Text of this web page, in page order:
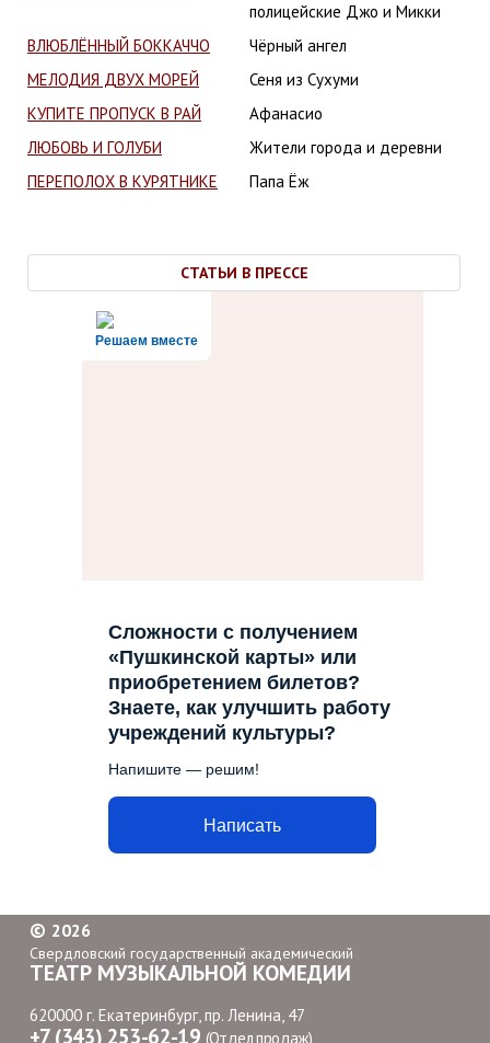
полицейские Джо и Микки
ВЛЮБЛЁННЫЙ БОККАЧЧО
Чёрный ангел
МЕЛОДИЯ ДВУХ МОРЕЙ
Сеня из Сухуми
КУПИТЕ ПРОПУСК В РАЙ
Афанасио
ЛЮБОВЬ И ГОЛУБИ
Жители города и деревни
ПЕРЕПОЛОХ В КУРЯТНИКЕ
Папа Ёж
читать все статьи...
Боккаччо. "Пусть гений твой сияет"подробнее...
20-05-2021, "журнал "Музыкальный журнал" №4 2021"
СТАТЬИ В ПРЕССЕ
Решаем вместе
Сложности с получением
«Пушкинской карты» или
приобретением билетов?
Знаете, как улучшить работу
учреждений культуры?
Напишите — решим!
Написать
© 2026
Свердловский государственный академический
ТЕАТР МУЗЫКАЛЬНОЙ КОМЕДИИ
620000 г. Екатеринбург, пр. Ленина, 47
+7 (343) 253-62-19 (Отдел продаж)